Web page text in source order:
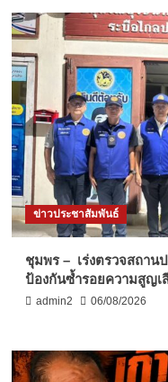
ข่าวประชาสัมพันธ์
ชุมพร – เร่งตรวจสถาน
ป้องกันซ้ำรอยความสูญเ
admin2 06/08/2026